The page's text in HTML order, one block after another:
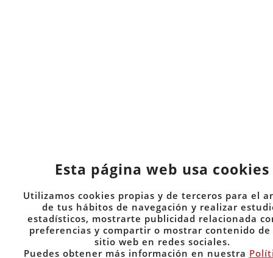
Esta página web usa cookies
Utilizamos cookies propias y de terceros para el
de tus hábitos de navegación y realizar
estadísticos, mostrarte publicidad relacionada
preferencias y compartir o mostrar contenido de
sitio web en redes sociales.
Puedes obtener más información en nuestra